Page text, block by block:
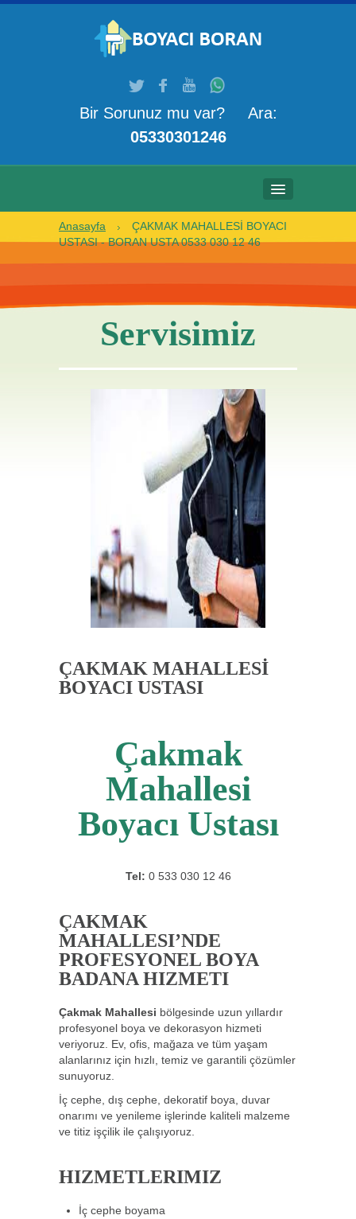
Bir Sorunuz mu var? Ara:
05330301246
ANASAYFA
İLETIŞIM
Anasayfa
ÇAKMAK MAHALLESİ BOYACI
USTASI - BORAN USTA 0533 030 12 46
Servisimiz
ÇAKMAK MAHALLESİ
BOYACI USTASI
Çakmak
Mahallesi
Boyacı Ustası
Tel: 0 533 030 12 46
ÇAKMAK
MAHALLESI’NDE
PROFESYONEL BOYA
BADANA HIZMETI
Çakmak Mahallesi bölgesinde uzun yıllardır
profesyonel boya ve dekorasyon hizmeti
veriyoruz. Ev, ofis, mağaza ve tüm yaşam
alanlarınız için hızlı, temiz ve garantili çözümler
sunuyoruz.
İç cephe, dış cephe, dekoratif boya, duvar
onarımı ve yenileme işlerinde kaliteli malzeme
ve titiz işçilik ile çalışıyoruz.
HIZMETLERIMIZ
İç cephe boyama